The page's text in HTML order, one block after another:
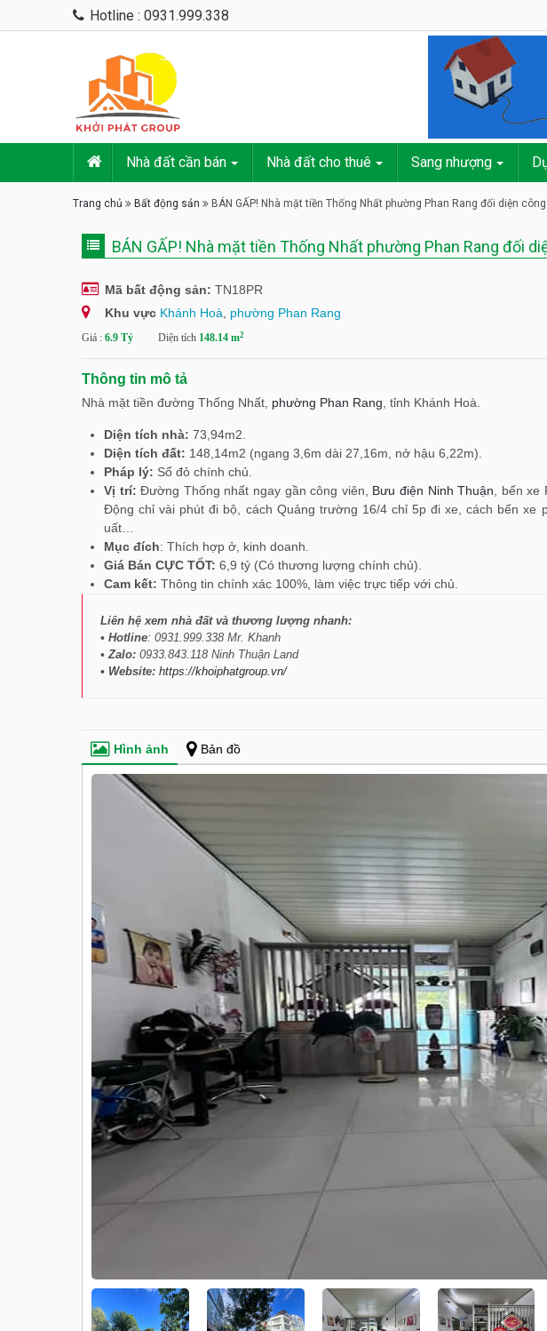
Hotline : 0931.999.338
Nhà đất cần bán Nhà đất cho thuê Sang nhượng
Trang chủ Bất động sản BÁN GẤP! Nhà mặt tiền Thống Nhất phường Phan Rang đối diện
BÁN GẤP! Nhà mặt tiền Thống Nhất phường Phan Rang đối
Mã bất động sản: TN18PR
Khu vực Khánh Hoà phường Phan Rang
Giá : 6.9 Tỷ Diện tích 148.14 m2
Thông tin mô tả
Nhà mặt tiền đường Thống Nhất, phường Phan Rang , tỉnh Khánh Hoà.
Diện tích nhà: 73,94m2.
Diện tích đất: 148,14m2 (ngang 3,6m dài 27,16m, nở hậu 6,22m).
Pháp lý: Sổ đỏ chính chủ.
Vị trí: Đường Thống nhất ngay gần công viên, Bưu điện Ninh Thuận , bến
Động chỉ vài phút đi bộ, cách Quảng trường 16/4 chỉ 5p đi xe, cách bến xe
uất…
Mục đích: Thích hợp ở, kinh doanh.
Giá Bán CỰC TỐT: 6,9 tỷ (Có thương lượng chính chủ).
Cam kết: Thông tin chính xác 100%, làm việc trực tiếp với chủ.
Liên hệ xem nhà đất và thương lượng nhanh:
• Hotline: 0931.999.338 Mr. Khanh
• Zalo: 0933.843.118 Ninh Thuận Land
• Website: https://khoiphatgroup.vn/
Hình ảnh Bản đồ